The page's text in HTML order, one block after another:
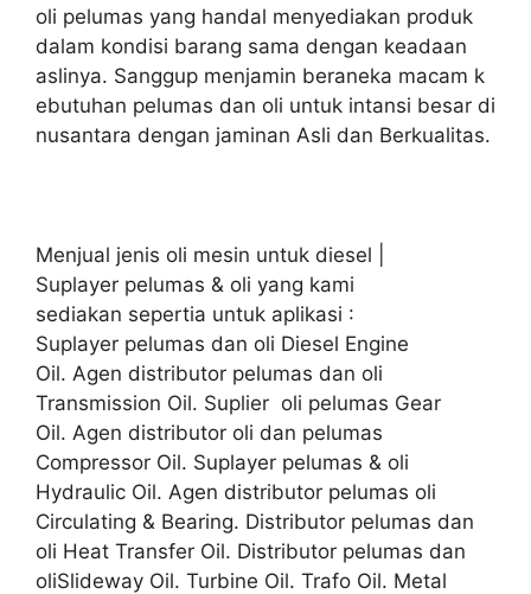
oli pelumas yang handal menyediakan produk
dalam kondisi barang sama dengan keadaan
aslinya. Sanggup menjamin beraneka macam k
ebutuhan pelumas dan oli untuk intansi besar di
nusantara dengan jaminan Asli dan Berkualitas.
Menjual jenis oli mesin untuk diesel |
Suplayer pelumas & oli yang kami
sediakan sepertia untuk aplikasi :
Suplayer pelumas dan oli Diesel Engine
Oil. Agen distributor pelumas dan oli
Transmission Oil. Suplier oli pelumas Gear
Oil. Agen distributor oli dan pelumas
Compressor Oil. Suplayer pelumas & oli
Hydraulic Oil. Agen distributor pelumas oli
Circulating & Bearing. Distributor pelumas dan
oli Heat Transfer Oil. Distributor pelumas dan
oliSlideway Oil. Turbine Oil. Trafo Oil. Metal